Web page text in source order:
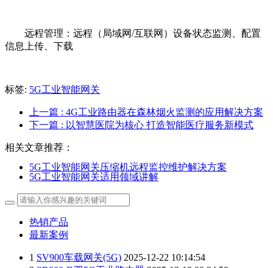
远程管理：远程（局域网/互联网）设备状态监测、配置
信息上传、下载
标签: 5G工业智能网关
上一篇 : 4G工业路由器在森林烟火监测的应用解决方案
下一篇 : 以智慧医院为核心 打造智能医疗服务新模式
相关文章推荐：
5G工业智能网关压缩机远程监控维护解决方案
5G工业智能网关适用领域讲解
热销产品
最新案例
1 SV900车载网关(5G) 2025-12-22 10:14:54